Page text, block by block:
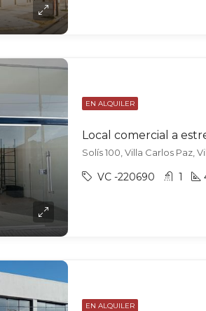
EN ALQUILER
Local comercial a
Solís 100, Villa Carlos Paz,
VC -220690 1
EN ALQUILER